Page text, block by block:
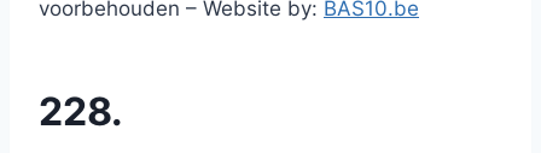
voorbehouden – Website by: BAS10.be
228.